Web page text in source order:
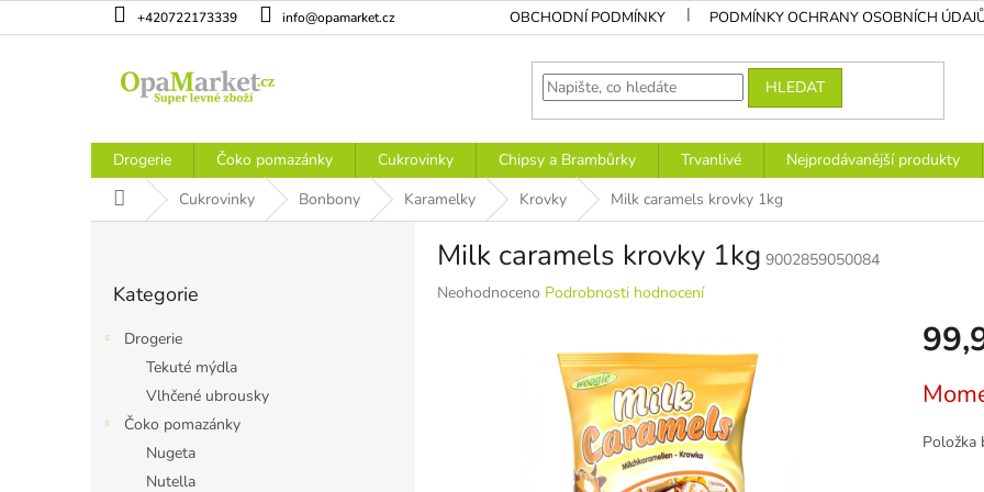
na
+420722173339 info@opamarket.cz OBCHODNÍ PODMÍNKY PODMÍNKY OCHRANY OSOBNÍCH
HLEDAT
Drogerie Čoko pomazánky Cukrovinky Chipsy a Brambůrky Trvanlivé Nejprodávanější produkty
Domů Cukrovinky Bonbony Karamelky Krovky Milk caramels krovky 1kg
kategorie
Kategorie
Drogerie
Tekuté mýdla
Vlhčené ubrousky
Čoko pomazánky
Nugeta
Nutella
Milk caramels krovky 1kg 9002859050084
Průměrné
Neohodnoceno Podrobnosti hodnocení
cena:
Položka